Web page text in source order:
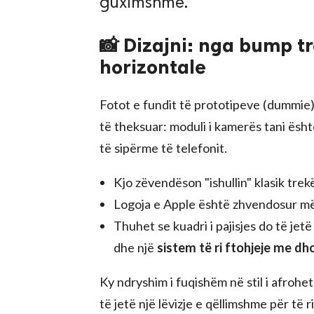
guximshme.
📸 Dizajni: nga bump
horizontale
Fotot e fundit të prototipeve
të theksuar: moduli i kamerës tani
të sipërme të telefonit.
Kjo zëvendëson "ishullin" klasik
Logoja e Apple është zhvendosur
Thuhet se kuadri i pajisjes do të
dhe një sistem të ri ftohjeje me
Ky ndryshim i fuqishëm në stil i
të jetë një lëvizje e qëllimshme për të